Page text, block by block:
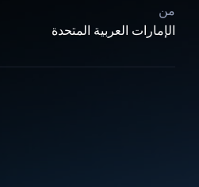
من
الإمارات العربية المتحدة